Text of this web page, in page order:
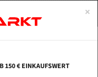
×
150 € EINKAUFSWERT